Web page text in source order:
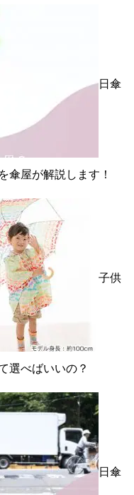
日傘
傘屋が解説します！
子供
選べばいいの？
日傘